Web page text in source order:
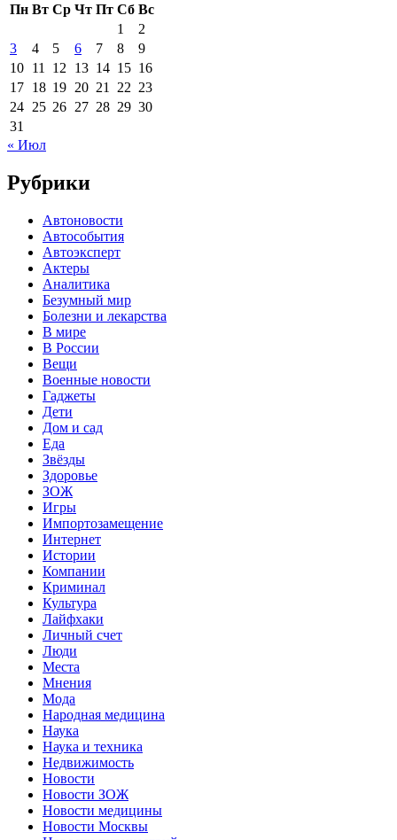
Пн Вт Ср Чт Пт Сб Вс
1
2
3
4 5 6 7 8
9
10 11 12 13 14 15 16
17 18 19 20 21 22 23
24 25 26 27 28 29 30
31
« Июл
Рубрики
Автоновости
Автособытия
Автоэксперт
Актеры
Аналитика
Безумный мир
Болезни и лекарства
В мире
В России
Вещи
Военные новости
Гаджеты
Дети
Дом и сад
Еда
Звёзды
Здоровье
ЗОЖ
Игры
Импортозамещение
Интернет
Истории
Компании
Криминал
Культура
Лайфхаки
Личный счет
Люди
Места
Мнения
Мода
Народная медицина
Наука
Наука и техника
Недвижимость
Новости
Новости ЗОЖ
Новости медицины
Новости Москвы